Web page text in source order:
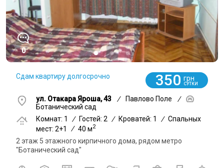
0
Сдам квартиру долгосрочно 350 грн
СУТКИ
ул. Отакара Яроша, 43 / Павлово Поле
/
Ботанический сад
Комнат: 1
/ Гостей: 2 / Кроватей: 1 / Спальных
мест: 2+1
/ 40 м2
2 этаж 5 этажного кирпичного дома, рядом метро
"Ботанический сад"